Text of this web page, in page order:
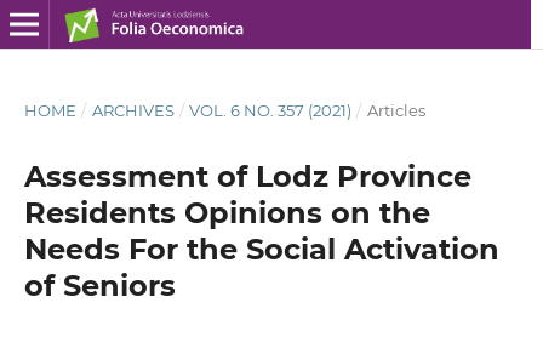
HOME / ARCHIVES / VOL. 6 NO. 357 (2021) / Articles
Assessment of Lodz Province
Residents Opinions on the
Needs For the Social Activation
of Seniors